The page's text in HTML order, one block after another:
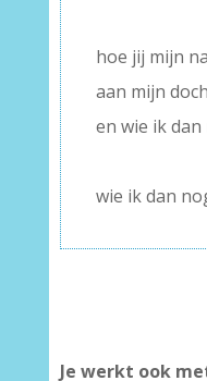
hoe jij mijn
aan mijn
en wie ik
wie ik dan
Je werkt ook